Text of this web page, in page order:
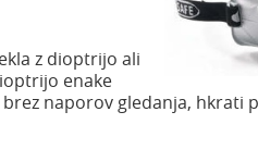
z dioptrijo ali
enake
naporov gledanja, hkrati